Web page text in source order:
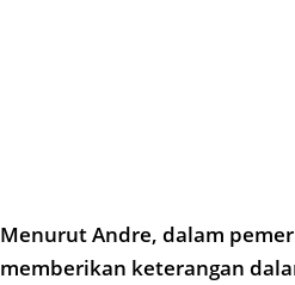
Menurut Andre, dalam
memberikan keterangan